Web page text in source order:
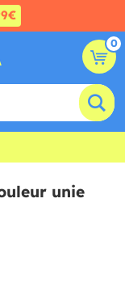
0
unie